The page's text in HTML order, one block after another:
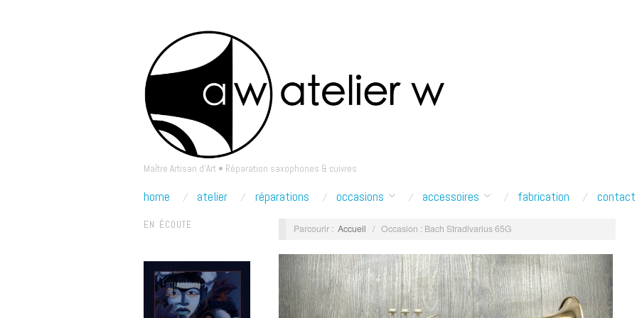
Maître Artisan d'Art • Réparation saxophones & cuivres
home atelier réparations occasions accessoires fabrication contact
EN ÉCOUTE Parcourir : Accueil / Occasion : Bach Stradivarius 65G